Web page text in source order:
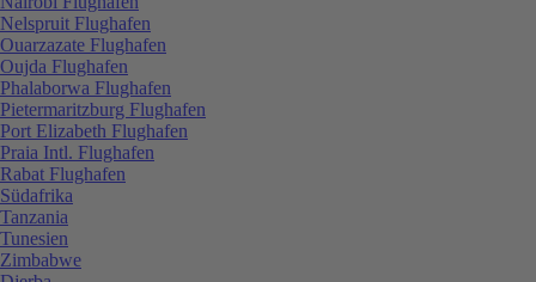
Nelspruit Flughafen
Ouarzazate Flughafen
Oujda Flughafen
Phalaborwa Flughafen
Pietermaritzburg Flughafen
Port Elizabeth Flughafen
Praia Intl. Flughafen
Rabat Flughafen
Südafrika
Tanzania
Tunesien
Zimbabwe